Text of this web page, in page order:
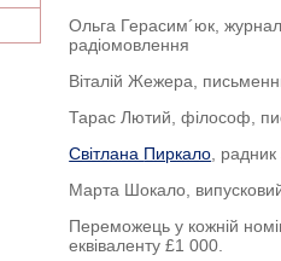
Ольга Герасим´юк,
радіомовлення
Віталій Жежера,
Тарас Лютий, філософ,
Світлана Пиркало ,
Марта Шокало,
Переможець у кожній
еквіваленту £1 000.